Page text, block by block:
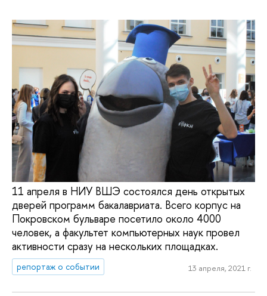
11 апреля в НИУ ВШЭ состоялся день открытых
дверей программ бакалавриата. Всего корпус на
Покровском бульваре посетило около 4000
человек, а факультет компьютерных наук провел
активности сразу на нескольких площадках.
репортаж о событии 13 апреля, 2021 г.